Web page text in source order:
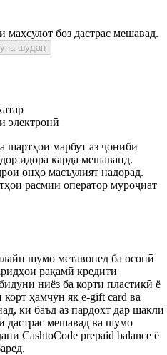
маҳсулот боз дастрас мешавад.
шудан
электронӣ
шартҳои марбут аз ҷониби
идора карда мешаванд.
онҳо масъулият надорад.
расмии оператор муроҷиат
шумо метавонед ба осонӣ
рақамӣ кредити
ниёз ба корти пластикӣ ё
ҳамчун як e-gift card ва
ки баъд аз пардохт дар шакли
дастрас мешавад ва шумо
CashtoCode prepaid balance ё